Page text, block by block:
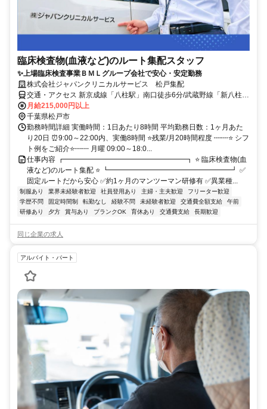
臨床検査物(血液など)のルート集配スタッフ
✨上場臨床検査事業ＢＭＬグループ会社で安心・安定勤務
株式会社ジャパンクリニカルサービス 松戸集配
交通・アクセス 新京成線「八柱駅」南口徒歩6分/武蔵野線「新八柱
駅」徒歩6分
月給215,000円以上
千葉県松戸市
勤務時間詳細 実働時間：1日あたり8時間 平均勤務日数：1ヶ月あた
り20日 ⏰9:00～22:00内、実働8時間 ⭐残業/月20時間程度 ┉┉⭐ シフ
ト例をご紹介⭐┉┉ 月曜 09:00～18:0...
仕事内容 ┏━━━━━━━━━━━━━━━━━┓ ⭐ 臨床検査物(血
液など)のルート集配 ⭐ ┗━━━━━━━━━━━━━━━━━┛ ✅
固定ルートだから安心 ✅約1ヶ月のマンツーマン研修有 ✅異業種...
制服あり 業界未経験者歓迎 社員登用あり 主婦・主夫歓迎
フリーター歓迎
学歴不問
固定時間制 転勤なし 経験不問 未経験者歓迎 交通費全額支給
午前
研修あり
夕方 賞与あり ブランクOK 育休あり 交通費支給 長期歓迎
同じ企業の求人
アルバイト・パート